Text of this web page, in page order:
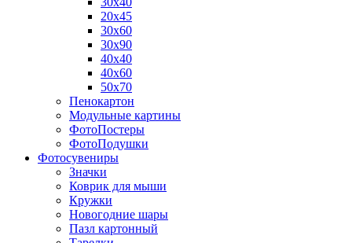
20х45
30х60
30х90
40х40
40х60
50х70
Пенокартон
Модульные картины
ФотоПостеры
ФотоПодушки
Фотоcувениры
Значки
Коврик для мыши
Кружки
Новогодние шары
Пазл картонный